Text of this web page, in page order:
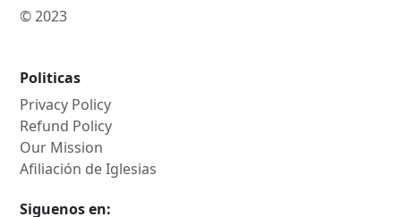
© 2023
Politicas
Privacy Policy
Refund Policy
Our Mission
Afiliación de Iglesias
Siguenos en: